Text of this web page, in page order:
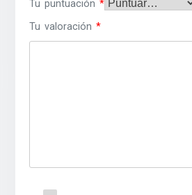
Tu puntuación*
Tu valoración*